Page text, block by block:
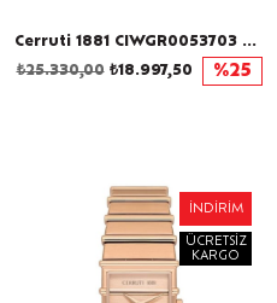
Cerruti 1881 CIWGR0053703 Otomatik Erkek Kol Saati
₺18.997,50
₺25.330,00 %25
İNDIRIM
ÜCRETSIZ
KARGO